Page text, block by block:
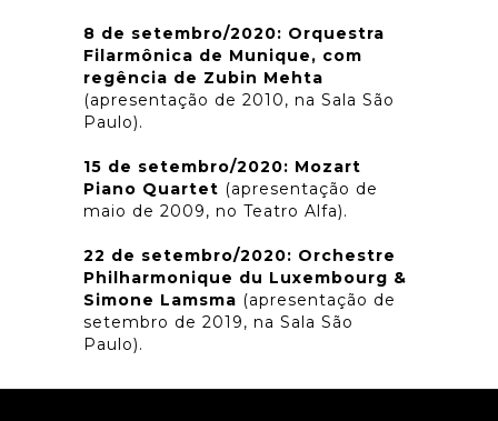
8 de setembro/2020: Orquestra
Filarmônica de Munique, com
regência de Zubin Mehta
(apresentação de 2010, na Sala São
Paulo).
15 de setembro/2020: Mozart
Piano Quartet (apresentação de
maio de 2009, no Teatro Alfa).
22 de setembro/2020: Orchestre
Philharmonique du Luxembourg &
Simone Lamsma (apresentação de
setembro de 2019, na Sala São
Paulo).